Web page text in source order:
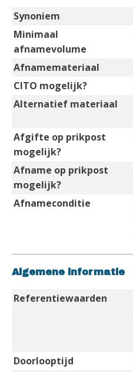
Synoniem
Minimaal
afnamevolume
Afnamemateriaal
CITO mogelijk?
Alternatief materiaal
Afgifte op prikpost
mogelijk?
Afname op prikpost
mogelijk?
Afnameconditie
Algemene informatie
Referentiewaarden
Doorlooptijd